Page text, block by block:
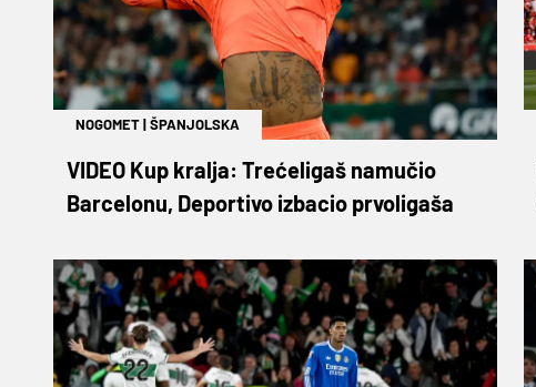
NOGOMET|ŠPANJOLSKA
VIDEO Kup kralja: Trećeligaš namučio
Barcelonu, Deportivo izbacio prvoligaša